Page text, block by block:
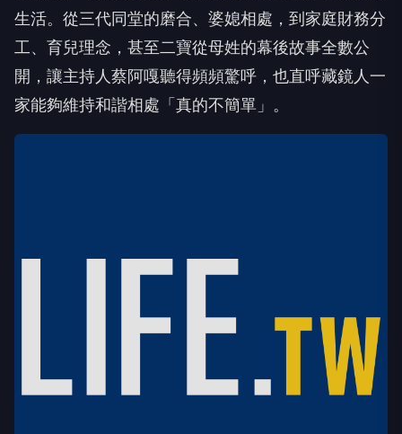
生活。從三代同堂的磨合、婆媳相處，到家庭財務分
工、育兒理念，甚至二寶從母姓的幕後故事全數公
開，讓主持人蔡阿嘎聽得頻頻驚呼，也直呼藏鏡人一
家能夠維持和諧相處「真的不簡單」。